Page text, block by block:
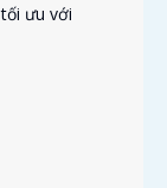
ưu với